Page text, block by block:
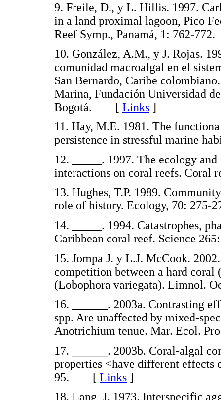
9. Freile, D., y L. Hillis. 1997.
in a land proximal lagoon, Pico
Reef Symp., Panamá, 1: 762-
10. González, A.M., y J. Rojas.
comunidad macroalgal en el
San Bernardo, Caribe
Marina, Fundación Universidad
Bogotá. [ Links ]
11. Hay, M.E. 1981. The
persistence in stressful marine
12. _____. 1997. The ecology
interactions on coral reefs.
13. Hughes, T.P. 1989.
role of history. Ecology, 70:
14. _____. 1994. Catastrophes,
Caribbean coral reef. Science
15. Jompa J. y L.J. McCook.
competition between a hard
(Lobophora variegata).
16. ______. 2003a. Contrasting
spp. Are unaffected by mixed-
Anotrichium tenue. Mar. Ecol.
17. ______. 2003b. Coral-algal
properties <have different effects
95. [ Links ]
18. Lang, J. 1973. Interspecific